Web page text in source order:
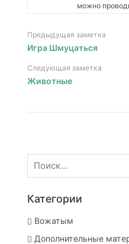
можно
Предыдущая заметка
Игра Шмуцаться
Следующая заметка
Животные
Найти:
Категории
Вожатым
Дополнительные